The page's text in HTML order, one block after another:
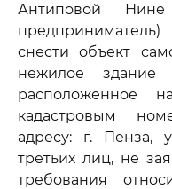
Антиповой
снести объект
нежилое
расположенное
кадастровым
адресу: г. Пенза,
третьих лиц, не
требования